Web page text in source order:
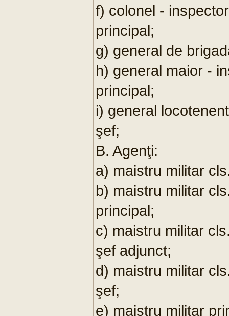
f) colonel -
principal;
g) general de
h) general maior -
principal;
i) general
şef;
B. Agenţi:
a) maistru militar
b) maistru militar
principal;
c) maistru militar
şef adjunct;
d) maistru militar
şef;
e) maistru militar